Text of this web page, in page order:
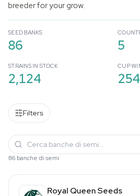
breeder for your grow.
SEED BANKS
86 5
STRAINS IN STOCK
2,124
CUP
254
Filters
86 banche di semi
Royal Queen Seeds